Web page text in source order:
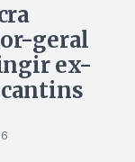
geral
ex-